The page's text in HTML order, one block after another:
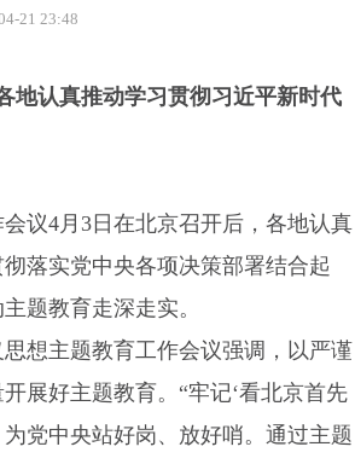
21 23:48
认真推动学习贯彻习近平新时代
议4月3日在北京召开后，各地认真
落实党中央各项决策部署结合起
题教育走深走实。
想主题教育工作会议强调，以严谨
展好主题教育。“牢记‘看北京首先
党中央站好岗、放好哨。通过主题